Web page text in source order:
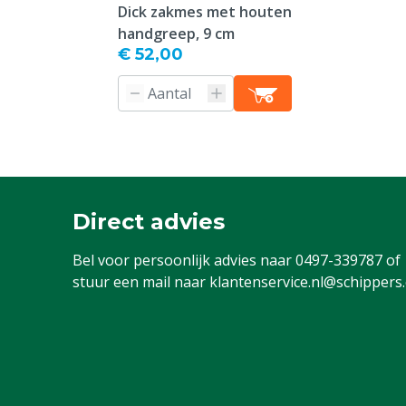
Dick zakmes met houten
handgreep, 9 cm
€ 52,00
Direct advies
Bel voor persoonlijk advies naar0497-339787of
stuur een mail naar